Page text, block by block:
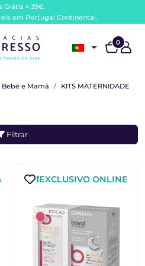
Grátis > 39€.
em Portugal Continental.
0
Bebé e Mamã KITS MATERNIDADE
Filtrar
❗️EXCLUSIVO ONLINE